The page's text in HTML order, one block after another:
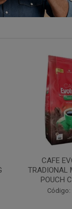
CAFE
MOIDO
Código: